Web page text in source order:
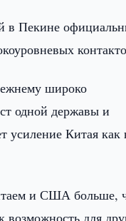
в Пекине
широко
одной державы и
усиление Китая как
и США больше,
возможность для